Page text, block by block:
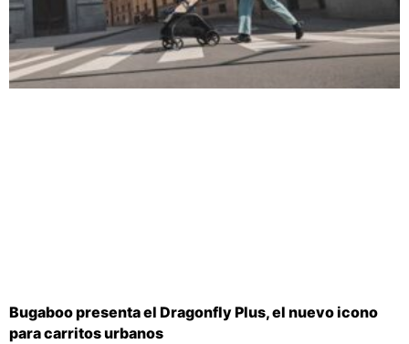
Bugaboo presenta el Dragonfly Plus, el nuevo icono
para carritos urbanos